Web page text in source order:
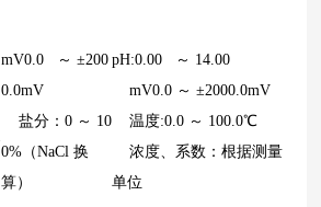
mV0.0 ～ ±200
0.0mV
盐分：0 ～ 10
0%（NaCl 换
算）
pH:0.00 ～ 14.00
mV0.0 ～ ±2000.0mV
温度:0.0 ～ 100.0℃
浓度、系数：根据测量
单位